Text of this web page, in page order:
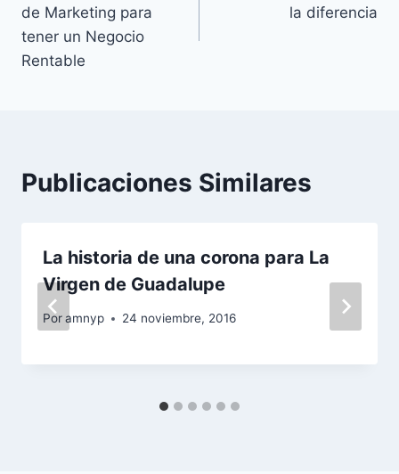
entradas
de Marketing para
tener un Negocio
Rentable
la diferencia
Publicaciones Similares
La historia de una corona para La
Virgen de Guadalupe
Poramnyp 24 noviembre, 2016